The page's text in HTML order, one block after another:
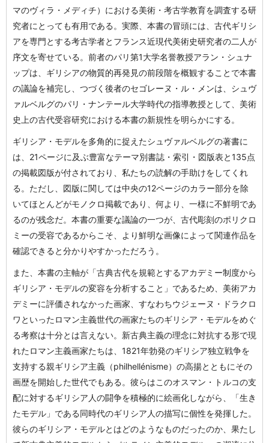
マのヴィラ・メディチ）における美術・考古学教育を調査する研
究者にとっても有用である。実際、本書の冒頭には、古代ギリシ
アを専門とする考古学者とフランス近現代美術史研究者の二人が
序文を寄せている。前者のパリ第1大学名誉教授アラン・シュナ
ップは、ギリシアの物質的再発見の前段階を概観することで本書
の議論を補完し、つづく後者のセゴレーヌ・ル・メンは、シュヴ
ァルベルグのパリ・ナンテール大学時代の指導教授として、美術
史上の古代受容研究における本書の新規性を明らかにする。
ギリシア・モデルを多角的に捉えたシュヴァルベルグの著書に
は、21ページに及ぶ豊富なテーマ別書誌・索引・図版表と135点
の掲載図版が付されており、私たちの読解の手助けをしてくれ
る。ただし、図版に関しては中央の12ページのカラー部分を除
いてほとんどがモノクロ掲載であり、何より、一様に不鮮明であ
るのが残念だ。本書の重要な議論の一つが、古代彫刻のポリクロ
ミーの受容であるからこそ、より鮮明な画像によって関連作品を
確認できると分かりやすかっただろう。
また、本書の主軸が「古典古代を規範とするアカデミー制度から
ギリシア・モデルの変容を分析すること」であるため、美術アカ
デミーに評価されなかった画家、すなわちウジェーヌ・ドラクロ
ワといったロマン主義世代の画家たちのギリシア・モデルをめぐ
る考察は十分とは言えない。新古典主義の理念に対抗する形で現
れたロマン主義画家たちは、1821年勃発のギリシア独立戦争を
支持する親ギリシア主義（philhellénisme）の高揚とともにその
画歴を開始した世代でもある。彼らはこのオスマン・トルコの支
配に対するギリシア人の闘争を積極的に絵画化しながら、「生き
たモデル」である同時代のギリシア人の描写に個性を発揮した。
彼らのギリシア・モデルとはどのようなものだったのか、果たし